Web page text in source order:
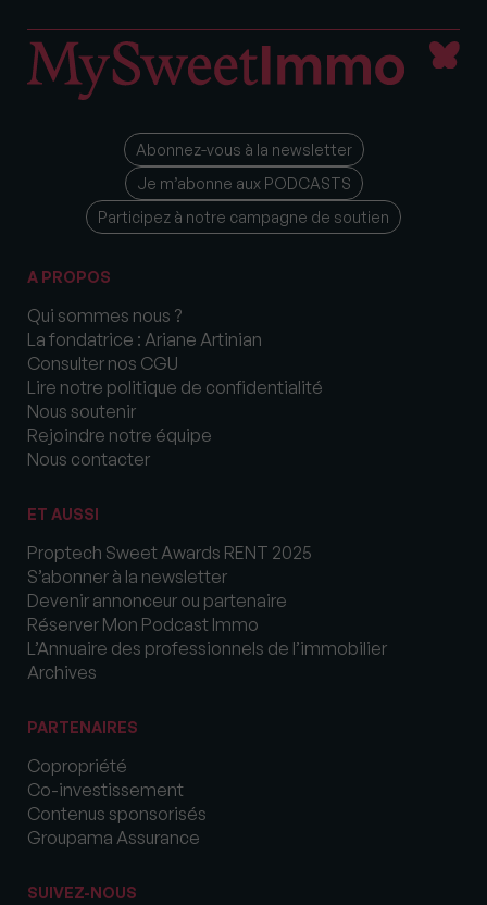
Abonnez-vous à la newsletter
Je m’abonne aux PODCASTS
Participez à notre campagne de soutien
A PROPOS
Qui sommes nous ?
La fondatrice : Ariane Artinian
Consulter nos CGU
Lire notre politique de confidentialité
Nous soutenir
Rejoindre notre équipe
Nous contacter
ET AUSSI
Proptech Sweet Awards RENT 2025
S’abonner à la newsletter
Devenir annonceur ou partenaire
Réserver Mon Podcast Immo
L’Annuaire des professionnels de l’immobilier
Archives
PARTENAIRES
Copropriété
Co-investissement
Contenus sponsorisés
Groupama Assurance
SUIVEZ-NOUS